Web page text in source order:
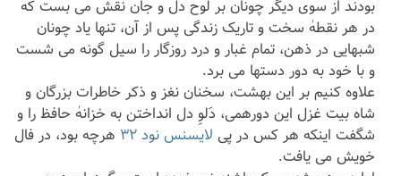
بودند از سوی دیگر چونان بر لوح دل و جان نقش می بست که
در هر نقطهٰ سخت و تاریک زندگی پس از آن، تنها یاد چونان
شبهایی در ذهن، تمام غبار و درد روزگار را سیل گونه می شست
و با خود به دور دستها می برد.
علاوه کنیم بر این بهشت، سخنان نغز و ذکر خاطرات بزرگان و
شاه بیت غزل این دورهمی، دَلوِ دل انداختن به خزانهٰ حافظ را و
شگفت اینکه هر کس در پی لایسنس نود ۳۲
هرچه بود، در فال
خویش می یافت.